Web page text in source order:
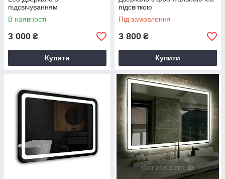
підсвічуванням
В наявності
3 000 ₴
Купити
підсвіткою
Під замовлення
3 800 ₴
Купити